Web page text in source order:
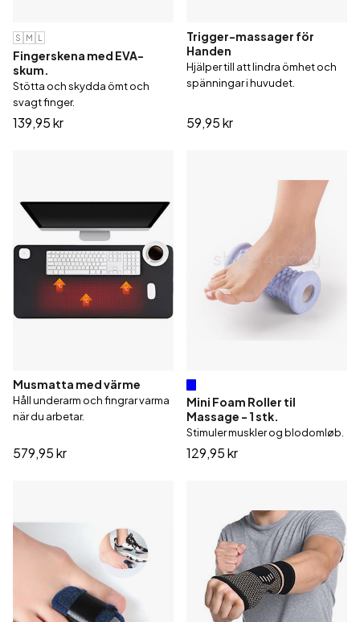
S M L
Fingerskena med EVA-
skum.
Stötta och skydda ömt och
svagt finger.
139,95 kr
Trigger-massager för
Handen
Hjälper till att lindra ömhet och
spänningar i huvudet.
59,95 kr
Musmatta med värme
Håll underarm och fingrar varma
när du arbetar.
579,95 kr
Mini Foam Roller til
Massage - 1 stk.
Stimuler muskler og blodomløb.
129,95 kr